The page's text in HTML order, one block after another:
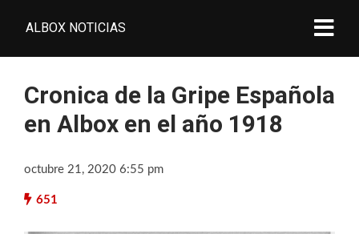
ALBOX NOTICIAS
Cronica de la Gripe Española
en Albox en el año 1918
octubre 21, 2020 6:55 pm
651